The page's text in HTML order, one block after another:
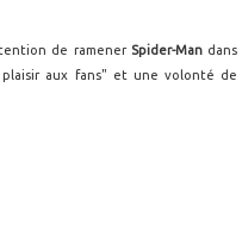
de ramener Spider-Man dans
aux fans" et une volonté de